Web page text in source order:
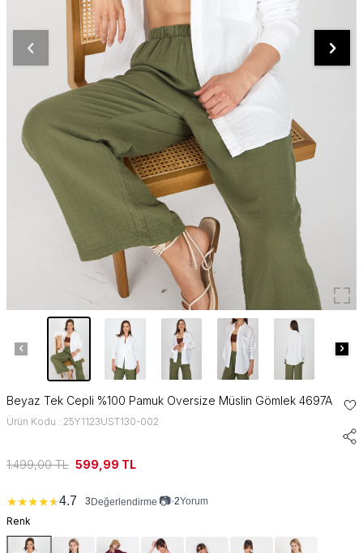
Beyaz Tek Cepli %100 Pamuk Oversize Müslin Gömlek 4697A
Ürün Kodu : 25Y1123UST130-002
1.499,00TL 599,99 TL
★★★★★4.7 3Değerlendirme 📷•2Yorum
Renk